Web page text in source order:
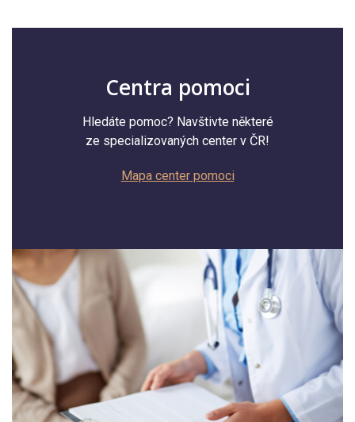
Centra pomoci
Hledáte pomoc? Navštivte některé
ze specializovaných center v ČR!
Mapa center pomoci